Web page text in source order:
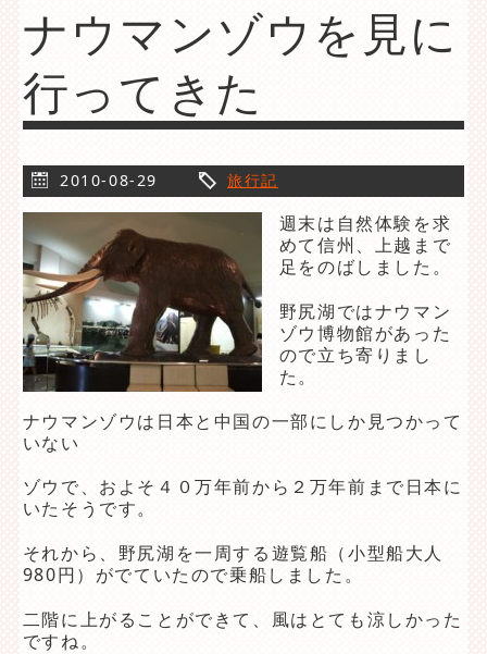
ナウマンゾウを見に
行ってきた
2010-08-29 旅行記
週末は自然体験を求
めて信州、上越まで
足をのばしました。
野尻湖ではナウマン
ゾウ博物館があった
ので立ち寄りまし
た。
ナウマンゾウは日本と中国の一部にしか見つかって
いない
ゾウで、およそ４０万年前から２万年前まで日本に
いたそうです。
それから、野尻湖を一周する遊覧船（小型船大人
980円）がでていたので乗船しました。
二階に上がることができて、風はとても涼しかった
ですね。